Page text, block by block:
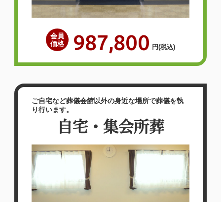
会員
価格
987,800 円(税込)
ご自宅など葬儀会館以外の身近な場所で葬儀を執
り行います。
自宅・集会所葬